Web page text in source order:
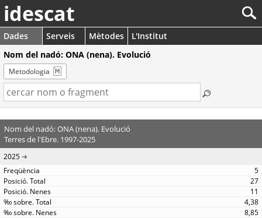
idescat
Dades Serveis Mètodes
L'Institut
Nom del nadó: ONA (nena). Evolució
Metodologia
Nom del nadó: ONA (nena). Evolució
Terres de l'Ebre. 1997-2025
2025
5
27
11
4,38
8,85